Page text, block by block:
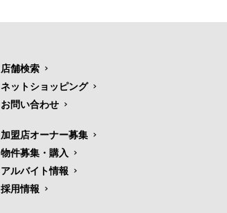
店舗検索
ネットショッピング
お問い合わせ
加盟店オーナー募集
物件募集・購入
アルバイト情報
採用情報